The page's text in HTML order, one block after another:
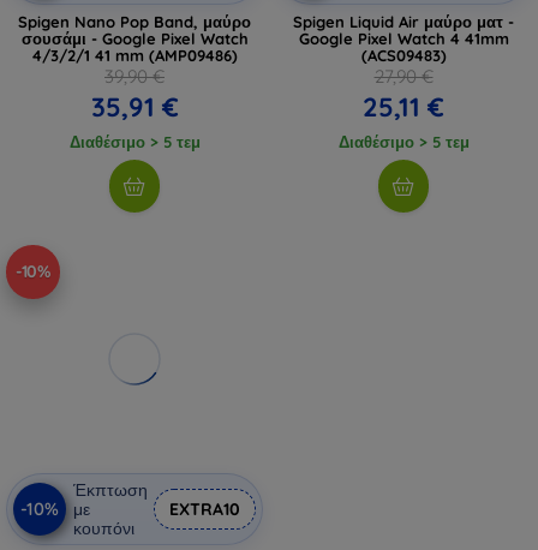
Spigen Nano Pop Band, μαύρο
σουσάμι - Google Pixel Watch
4/3/2/1 41 mm (AMP09486)
39,90 €
35,91 €
Διαθέσιμο > 5 τεμ
Spigen Liquid Air μαύρο ματ -
Google Pixel Watch 4 41mm
(ACS09483)
27,90 €
25,11 €
Διαθέσιμο > 5 τεμ
-10%
-10%
Έκπτωση
με
κουπόνι
EXTRA10